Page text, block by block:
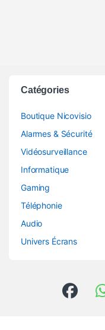
Catégories
Boutique Nicovisio
Alarmes & Sécurité
Vidéosurveillance
Informatique
Gaming
Téléphonie
Audio
Univers Écrans